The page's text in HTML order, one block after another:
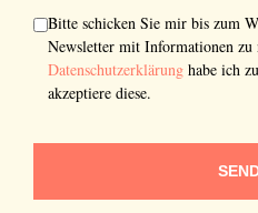
Bitte schicken Sie mir bis zum
Newsletter mit Informationen zu
Datenschutzerklärung habe ich
akzeptiere diese.